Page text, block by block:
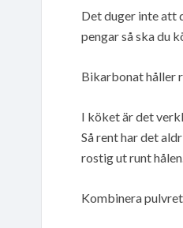
Det duger inte att
pengar så ska du
Bikarbonat håller
I köket är det
Så rent har det
rostig ut runt
Kombinera